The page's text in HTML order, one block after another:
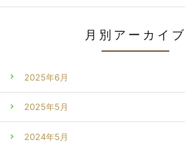
月別アーカイブ
2025年6月
2025年5月
2024年5月